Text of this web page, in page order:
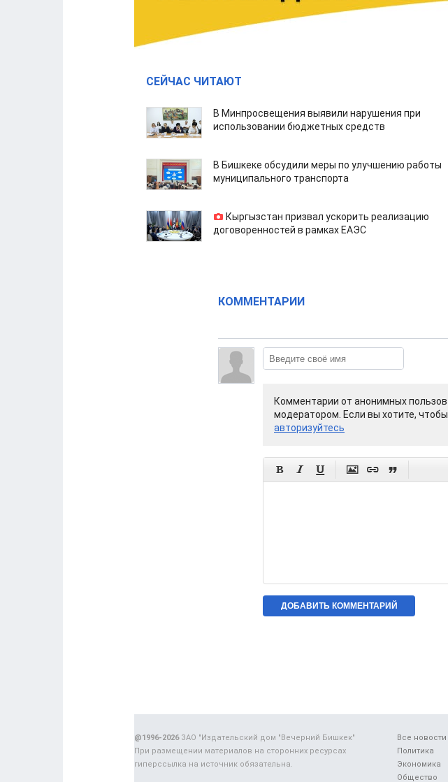
СЕЙЧАС ЧИТАЮТ
В Минпросвещения выявили нарушения при
использовании бюджетных средств
В Бишкеке обсудили меры по улучшению работы
муниципального транспорта
Кыргызстан призвал ускорить реализацию
договоренностей в рамках ЕАЭС
КОММЕНТАРИИ
Комментарии от анонимных
модератором. Если вы хотите,
авторизуйтесь
     
Все новости
Политика
Экономика
Общество
@1996-2026ЗАО "Издательский дом "Вечерний Бишкек"
При размещении материалов на сторонних ресурсах
гиперссылка на источник обязательна.